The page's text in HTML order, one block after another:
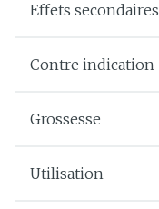
Effets secondaires
Contre indication
Grossesse
Utilisation